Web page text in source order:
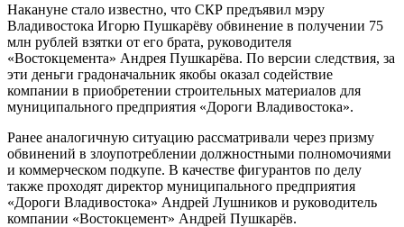
Накануне стало известно, что СКР предъявил мэру
Владивостока Игорю Пушкарёву обвинение в получении 75
млн рублей взятки от его брата, руководителя
«Востокцемента» Андрея Пушкарёва. По версии следствия, за
эти деньги градоначальник якобы оказал содействие
компании в приобретении строительных материалов для
муниципального предприятия «Дороги Владивостока».
Ранее аналогичную ситуацию рассматривали через призму
обвинений в злоупотреблении должностными полномочиями
и коммерческом подкупе. В качестве фигурантов по делу
также проходят директор муниципального предприятия
«Дороги Владивостока» Андрей Лушников и руководитель
компании «Востокцемент» Андрей Пушкарёв.